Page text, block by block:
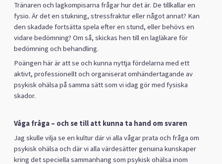
Tränaren och lagkompisarna frågar hur det är. De tillkallar en
fysio. Är det en stukning, stressfraktur eller något annat? Kan
den skadade fortsätta spela efter en stund, eller behövs en
vidare bedömning? Om så, skickas hen till en lagläkare för
bedömning och behandling.
Poängen här är att se och kunna nyttja fördelarna med ett
aktivt, professionellt och organiserat omhändertagande av
psykisk ohälsa på samma sätt som vi idag gör med fysiska
skador.
Våga fråga – och se till att kunna ta hand om svaren
Jag skulle vilja se en kultur där vi alla vågar prata och fråga om
psykisk ohälsa och där vi alla värdesätter genuina kunskaper
kring det speciella sammanhang som psykisk ohälsa inom